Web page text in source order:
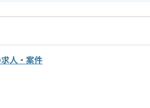
人・案件